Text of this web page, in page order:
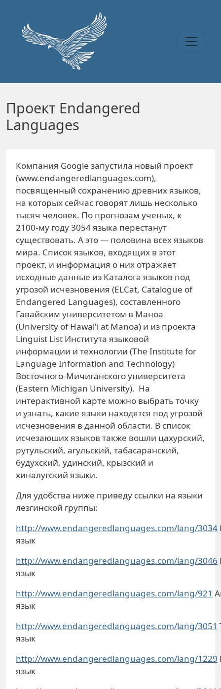
Проект Endangered
Languages
Компания Google запустила новый проект
(www.endangeredlanguages.com),
посвященный сохранению древних языков,
на которых сейчас говорят лишь несколько
тысяч человек. По прогнозам ученых, к
2100-му году 3054 языка перестанут
существовать. А это — половина всех языков
мира. Список языков, входящих в этот
проект, и информация о них отражает
исходные данные из Каталога языков под
угрозой исчезновения (ELCat, Catalogue of
Endangered Languages), составленного
Гавайским университетом в Маноа
(University of Hawai'i at Manoa) и из проекта
Linguist List Института языковой
информации и технологии (The Institute for
Language Information and Technology)
Восточного-Мичиганского университета
(Eastern Michigan University). На
интерактивной карте можно выбрать точку
и узнать, какие языки находятся под угрозой
исчезновения в данной области. В список
исчезаюших языков также вошли цахурский,
рутульский, агульский, табасаранский,
будухский, удинский, крызский и
хиналугский языки.
Для удобства ниже приведу ссылки на языки
лезгинской группы:
http://www.endangeredlanguages.com/lang/3034
язык
http://www.endangeredlanguages.com/lang/3046
язык
http://www.endangeredlanguages.com/lang/921
язык
http://www.endangeredlanguages.com/lang/3051
язык
http://www.endangeredlanguages.com/lang/1229
язык